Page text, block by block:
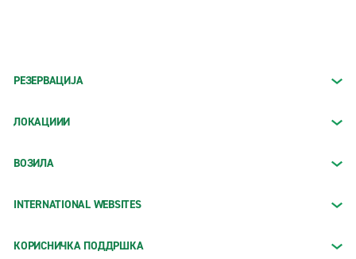
РЕЗЕРВАЦИЈА
ЛОКАЦИИИ
ВОЗИЛА
INTERNATIONAL WEBSITES
КОРИСНИЧКА ПОДДРШКА